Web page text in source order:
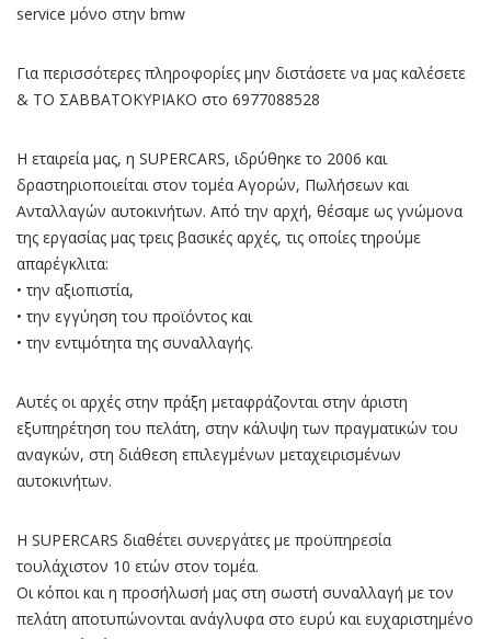
service μόνο στην bmw
Για περισσότερες πληροφορίες μην διστάσετε να μας καλέσετε
& ΤΟ ΣΑΒΒΑΤΟΚΥΡΙΑΚΟ στο 6977088528
Η εταιρεία μας, η SUPERCARS, ιδρύθηκε το 2006 και
δραστηριοποιείται στον τομέα Αγορών, Πωλήσεων και
Ανταλλαγών αυτοκινήτων. Από την αρχή, θέσαμε ως γνώμονα
της εργασίας μας τρεις βασικές αρχές, τις οποίες τηρούμε
απαρέγκλιτα:
• την αξιοπιστία,
• την εγγύηση του προϊόντος και
• την εντιμότητα της συναλλαγής.
Αυτές οι αρχές στην πράξη μεταφράζονται στην άριστη
εξυπηρέτηση του πελάτη, στην κάλυψη των πραγματικών του
αναγκών, στη διάθεση επιλεγμένων μεταχειρισμένων
αυτοκινήτων.
Η SUPERCARS διαθέτει συνεργάτες με προϋπηρεσία
τουλάχιστον 10 ετών στον τομέα.
Οι κόποι και η προσήλωσή μας στη σωστή συναλλαγή με τον
πελάτη αποτυπώνονται ανάγλυφα στο ευρύ και ευχαριστημένο